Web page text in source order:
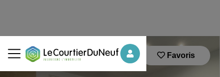
Favoris